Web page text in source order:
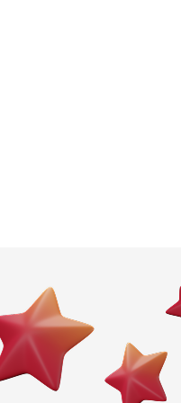
Noćni klub
Wine bar
Restoran